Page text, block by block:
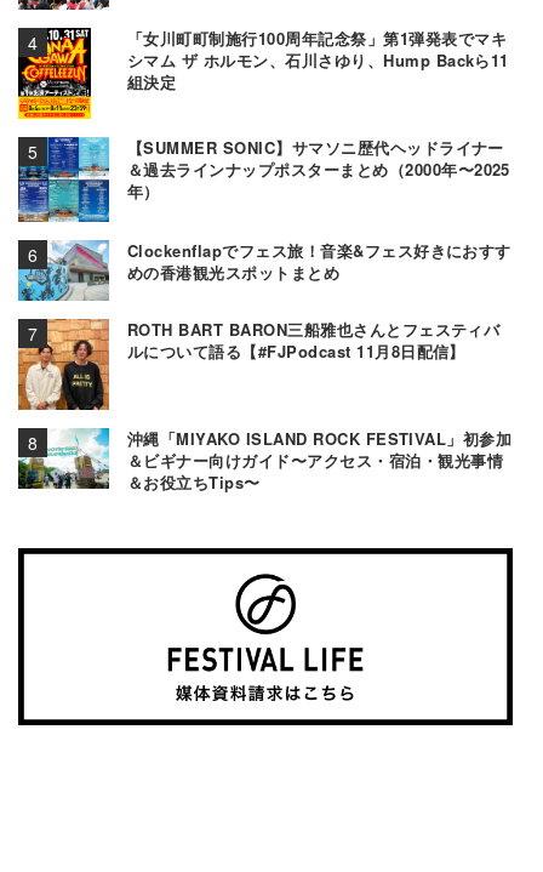
「女川町町制施行100周年記念祭」第1弾発表でマキ
シマム ザ ホルモン、石川さゆり、Hump Backら11
組決定
【SUMMER SONIC】サマソニ歴代ヘッドライナー
＆過去ラインナップポスターまとめ（2000年〜2025
年）
Clockenflapでフェス旅！音楽&フェス好きにおすす
めの香港観光スポットまとめ
ROTH BART BARON三船雅也さんとフェスティバ
ルについて語る【#FJPodcast 11月8日配信】
沖縄「MIYAKO ISLAND ROCK FESTIVAL」初参加
＆ビギナー向けガイド〜アクセス・宿泊・観光事情
＆お役立ちTips〜